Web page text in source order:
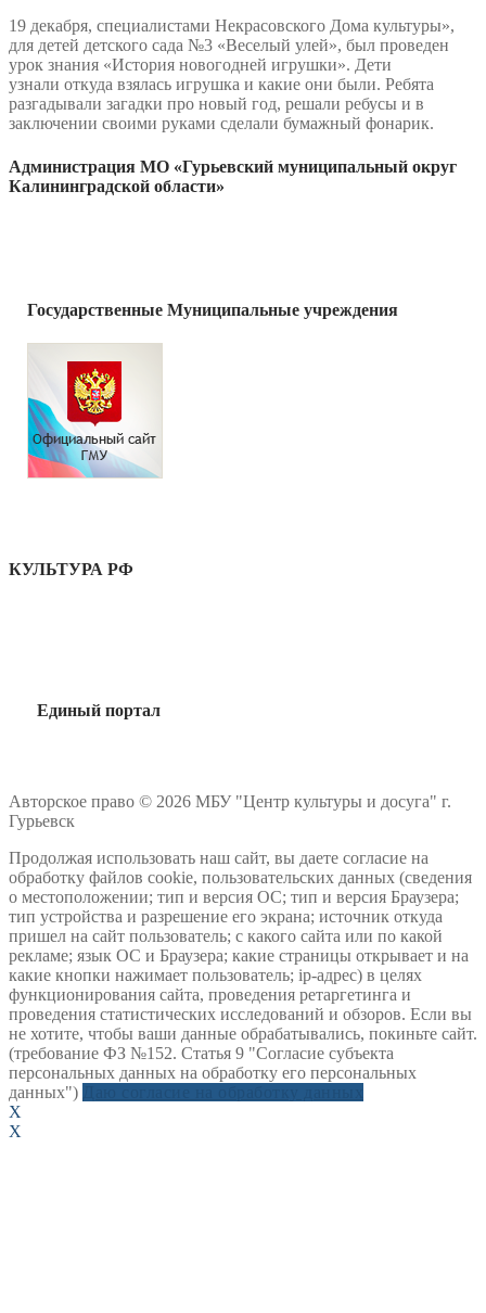
19 декабря, специалистами Некрасовского Дома культуры»,
для детей детского сада №3 «Веселый улей», был проведен
урок знания «История новогодней игрушки». Дети
узнали откуда взялась игрушка и какие они были. Ребята
разгадывали загадки про новый год, решали ребусы и в
заключении своими руками сделали бумажный фонарик.
Администрация МО «Гурьевский муниципальный округ
Калининградской области»
Государственные Муниципальные учреждения
КУЛЬТУРА РФ
Единый портал
Авторское право © 2026 МБУ "Центр культуры и досуга" г.
Гурьевск
Продолжая использовать наш сайт, вы даете согласие на
обработку файлов cookie, пользовательских данных (сведения
о местоположении; тип и версия ОС; тип и версия Браузера;
тип устройства и разрешение его экрана; источник откуда
пришел на сайт пользователь; с какого сайта или по какой
рекламе; язык ОС и Браузера; какие страницы открывает и на
какие кнопки нажимает пользователь; ip-адрес) в целях
функционирования сайта, проведения ретаргетинга и
проведения статистических исследований и обзоров. Если вы
не хотите, чтобы ваши данные обрабатывались, покиньте сайт.
(требование ФЗ №152. Статья 9 "Согласие субъекта
персональных данных на обработку его персональных
данных")
X
X